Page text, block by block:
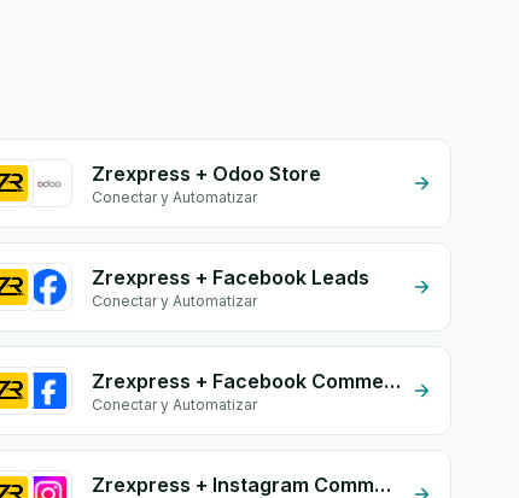
Zrexpress + Odoo Store
Conectar y Automatizar
Zrexpress + Facebook Leads
Conectar y Automatizar
Zrexpress + Facebook Commerce
Conectar y Automatizar
Zrexpress + Instagram Comment